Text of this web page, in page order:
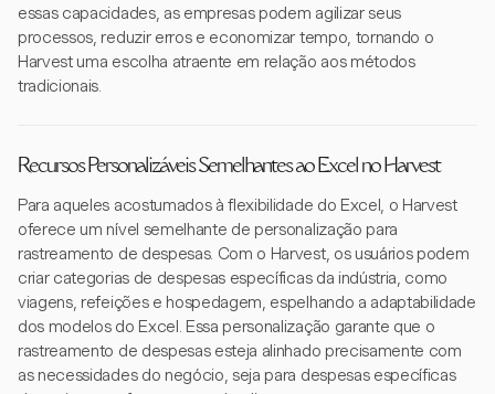
essas capacidades, as empresas podem agilizar seus
processos, reduzir erros e economizar tempo, tornando o
Harvest uma escolha atraente em relação aos métodos
tradicionais.
Recursos Personalizáveis Semelhantes ao Excel no Harvest
Para aqueles acostumados à flexibilidade do Excel, o Harvest
oferece um nível semelhante de personalização para
rastreamento de despesas. Com o Harvest, os usuários podem
criar categorias de despesas específicas da indústria, como
viagens, refeições e hospedagem, espelhando a adaptabilidade
dos modelos do Excel. Essa personalização garante que o
rastreamento de despesas esteja alinhado precisamente com
as necessidades do negócio, seja para despesas específicas